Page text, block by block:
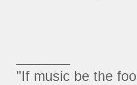
"If music be the